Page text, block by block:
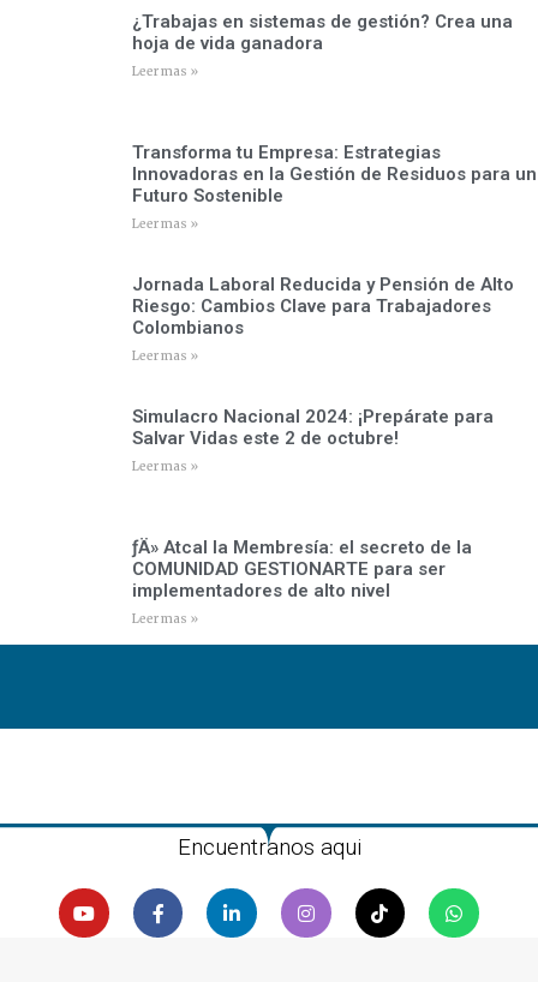
¿Trabajas en sistemas de gestión? Crea una
hoja de vida ganadora
Leer mas »
Transforma tu Empresa: Estrategias
Innovadoras en la Gestión de Residuos para un
Futuro Sostenible
Leer mas »
Jornada Laboral Reducida y Pensión de Alto
Riesgo: Cambios Clave para Trabajadores
Colombianos
Leer mas »
Simulacro Nacional 2024: ¡Prepárate para
Salvar Vidas este 2 de octubre!
Leer mas »
­ƒÄ» Atcal la Membresía: el secreto de la
COMUNIDAD GESTIONARTE para ser
implementadores de alto nivel
Leer mas »
Encuentranos aqui